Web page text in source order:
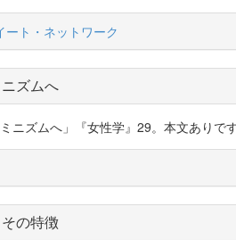
ート・ネットワーク
ズムへ
ニズムへ」『女性学』29。本文あり
の特徴